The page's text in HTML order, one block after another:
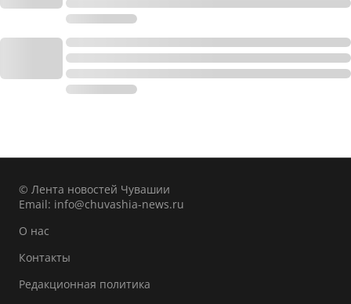
© Лента новостей Чувашии
Email: info@chuvashia-news.ru
О нас
Контакты
Редакционная политика